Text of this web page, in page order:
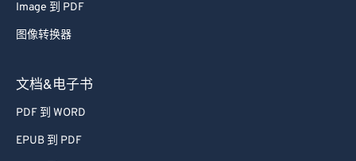
Image 到 PDF
图像转换器
文档&电子书
PDF 到 WORD
EPUB 到 PDF